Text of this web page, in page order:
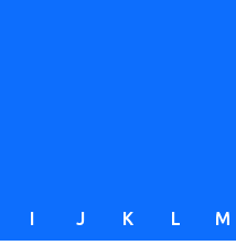
I J K L M